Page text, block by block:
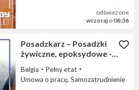
odświeżone
wczoraj o 08:36
Posadzkarz – Posadzki
żywiczne, epoksydowe -
Belgia
Pełny etat
Umowa o pracę, Samozatrudnienie